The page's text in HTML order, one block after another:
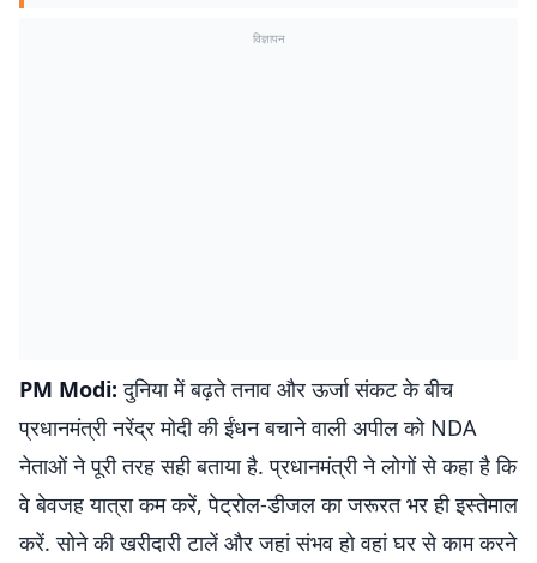
विज्ञापन
PM Modi:दुनिया में बढ़ते तनाव और ऊर्जा संकट के बीच
प्रधानमंत्री नरेंद्र मोदी की ईंधन बचाने वाली अपील को NDA
नेताओं ने पूरी तरह सही बताया है. प्रधानमंत्री ने लोगों से कहा है कि
वे बेवजह यात्रा कम करें, पेट्रोल-डीजल का जरूरत भर ही इस्तेमाल
करें. सोने की खरीदारी टालें और जहां संभव हो वहां घर से काम करने